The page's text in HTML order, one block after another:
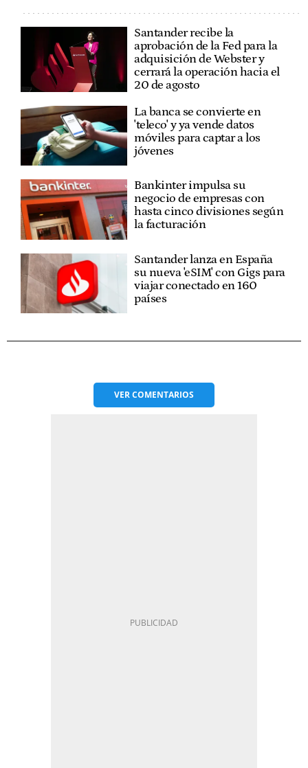
Santander recibe la
aprobación de la Fed para la
adquisición de Webster y
cerrará la operación hacia el
20 de agosto
La banca se convierte en
'teleco' y ya vende datos
móviles para captar a los
jóvenes
Bankinter impulsa su
negocio de empresas con
hasta cinco divisiones según
la facturación
Santander lanza en España
su nueva 'eSIM' con Gigs para
viajar conectado en 160
países
VERCOMENTARIOS